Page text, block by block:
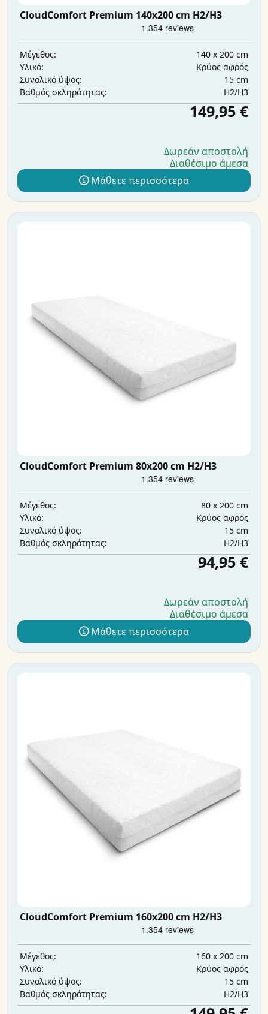
CloudComfort Premium 140x200 cm H2/H3
Μέγεθος:
140 x 200 cm
Υλικό:
Κρύος αφρός
Συνολικό ύψος:
15 cm
Βαθμός σκληρότητας:
H2/H3
149,95 €
Δωρεάν αποστολή
Διαθέσιμο άμεσα
Μάθετε περισσότερα
CloudComfort Premium 80x200 cm H2/H3
Μέγεθος:
80 x 200 cm
Υλικό:
Κρύος αφρός
Συνολικό ύψος:
15 cm
Βαθμός σκληρότητας:
H2/H3
94,95 €
Δωρεάν αποστολή
Διαθέσιμο άμεσα
Μάθετε περισσότερα
CloudComfort Premium 160x200 cm H2/H3
Μέγεθος:
160 x 200 cm
Υλικό:
Κρύος αφρός
Συνολικό ύψος:
15 cm
Βαθμός σκληρότητας:
H2/H3